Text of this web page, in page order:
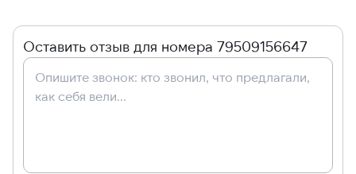
Оставить отзыв для номера 79509156647